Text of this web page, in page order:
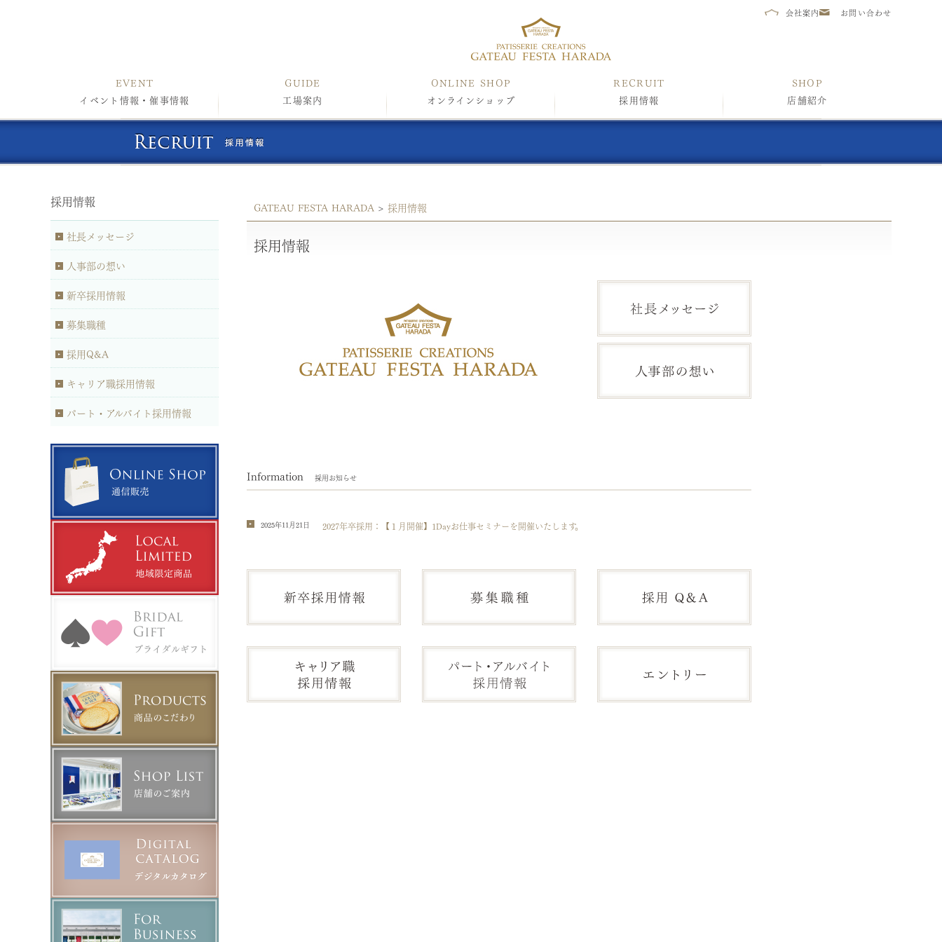
会社案内 お問い合わせ
EVENT
イベント情報・催事情報
GUIDE
工場案内
ONLINE SHOP
オンラインショップ
RECRUIT
採用情報
SHOP
店舗紹介
採用情報
社長メッセージ
人事部の想い
新卒採用情報
募集職種
採用Q&A
キャリア職採用情報
パート・アルバイト採用情報
GATEAU FESTA HARADA > 採用情報
採用情報
Information 採用お知らせ
2025年11月21日 2027年卒採用：【１月開催】1Dayお仕事セミナーを開催いたします。